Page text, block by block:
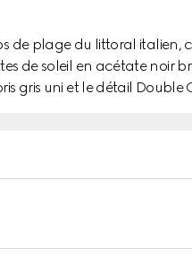
de plage du littoral italien,
de soleil en acétate noir
gris uni et le détail